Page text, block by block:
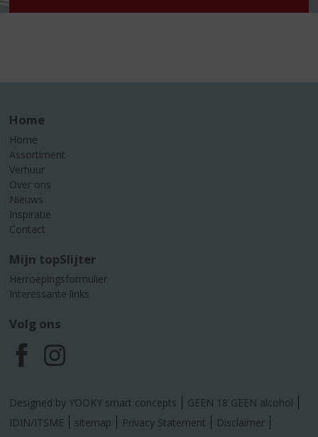
Home
Home
Assortiment
Verhuur
Over ons
Nieuws
Inspiratie
Contact
Mijn topSlijter
Herroepingsformulier
Interessante links
Volg ons
F
a
c
I
n
s
Designed by YOOKY smart concepts
GEEN 18 GEEN alcohol
IDIN/ITSME
sitemap Privacy Statement
Disclaimer